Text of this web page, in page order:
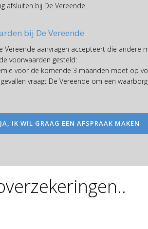
afsluiten bij De Vereende.
bij De Vereende
Vereende aanvragen accepteert die andere
voorwaarden gesteld:
voor de komende 3 maanden moet op
gevallen vraagt De Vereende om een
JA, IK WIL GRAAG EEN AFSPRAAK MAKEN